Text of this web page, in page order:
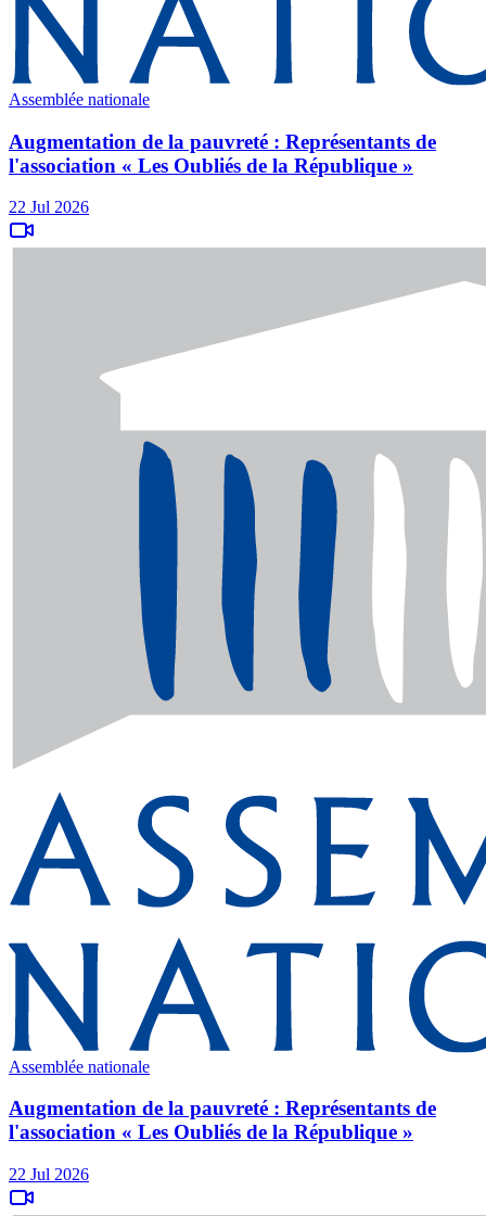
Assemblée nationale
Augmentation de la pauvreté : Représentants de
l'association « Les Oubliés de la République »
22 Jul 2026
Assemblée nationale
Augmentation de la pauvreté : Représentants de
l'association « Les Oubliés de la République »
22 Jul 2026